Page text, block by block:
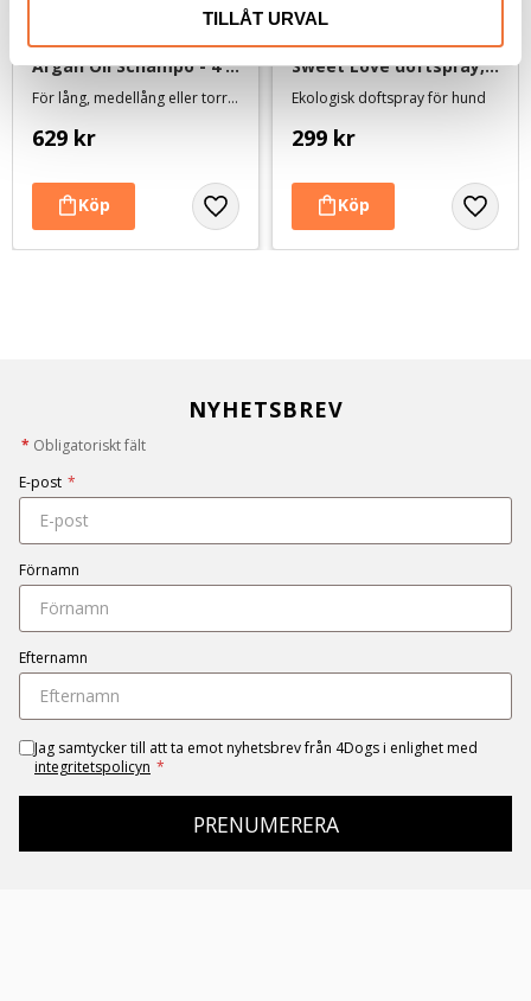
TILLÅT URVAL
Groom Professional
Argan Oil Schampo - 4
liter
För lång, medellång eller torr, tovig eller skadad päls
629 kr
Always Your Friend
Sweet Love doftspray,
90 ml
Ekologisk doftspray för hund
299 kr
NYHETSBREV
* Obligatoriskt fält
E-post *
Förnamn
Efternamn
Jag samtycker till att ta emot nyhetsbrev från 4Dogs i enlighet med
integritetspolicyn *
PRENUMERERA